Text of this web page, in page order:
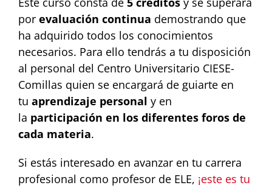
por evaluación continua demostrando que
ha adquirido todos los conocimientos
necesarios. Para ello tendrás a tu disposición
al personal del Centro Universitario CIESE-
Comillas quien se encargará de guiarte en
tu aprendizaje personal y en
la participación en los diferentes foros de
cada materia.
Si estás interesado en avanzar en tu carrera
profesional como profesor de ELE, ¡este es tu